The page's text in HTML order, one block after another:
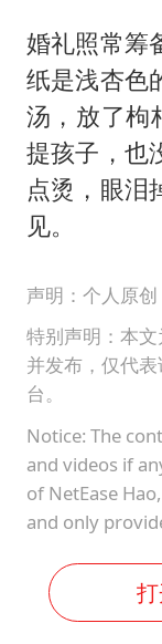
婚礼照常筹
纸是浅杏色
汤，放了枸
提孩子，也
点烫，眼泪
见。
声明：个人原
特别声明：本
并发布，仅代
台。
Notice: The
and videos if
of NetEase
and only